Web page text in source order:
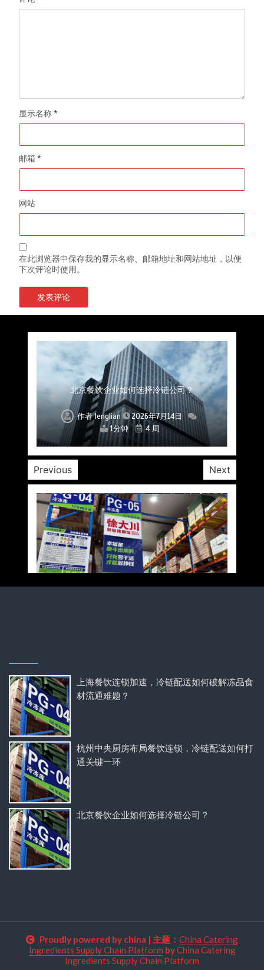
显示名称*
邮箱*
网站
在此浏览器中保存我的显示名称、邮箱地址和网站地址，以便
下次评论时使用。
上海餐饮连锁加速，冷链配送如何破解冻品食材
流通难题？
作者lenglian
2026年7月14日
1分钟
4 周
杭州中央厨房布局餐饮连锁，冷链配送如何打通
关键一环
作者lenglian
2026年7月14日
1分钟
4 周
北京餐饮企业如何选择冷链公司？
作者lenglian
2026年7月14日
1分钟
4 周
深圳冷链物流如何护航餐饮连锁？冻品食材流通
全解析
作者lenglian
2026年7月14日
1分钟
4 周
北京餐饮仓配一体化的核心价值与落地实践解析
作者lenglian
2026年7月14日
1分钟
4 周
武汉冻品配送三要素：控温、时效、低成本如何
兼得？
作者lenglian
2026年7月14日
1分钟
4 周
重庆冷链布局解冻食材运输密码，餐饮连锁如何
稳控品质？
作者lenglian
2026年7月14日
1分钟
4 周
Previous Next
上海餐饮连锁加速，冷链配送如何破解冻品食
材流通难题？
杭州中央厨房布局餐饮连锁，冷链配送如何打
通关键一环
北京餐饮企业如何选择冷链公司？
Proudly powered by china | 主题： China Catering
Ingredients Supply Chain Platform byChina Catering
Ingredients Supply Chain Platform